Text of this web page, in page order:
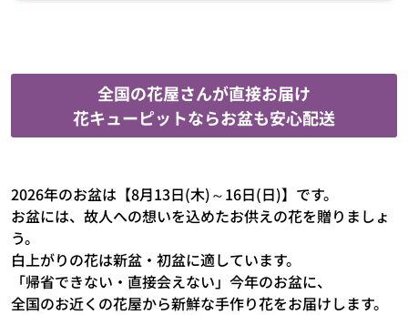
全国の花屋さんが直接お届け
花キューピットならお盆も安心配送
2026年のお盆は【8月13日(木)～16日(日)】です。
お盆には、故人への想いを込めたお供えの花を贈りましょ
う。
白上がりの花は新盆・初盆に適しています。
「帰省できない・直接会えない」今年のお盆に、
全国のお近くの花屋から新鮮な手作り花をお届けします。